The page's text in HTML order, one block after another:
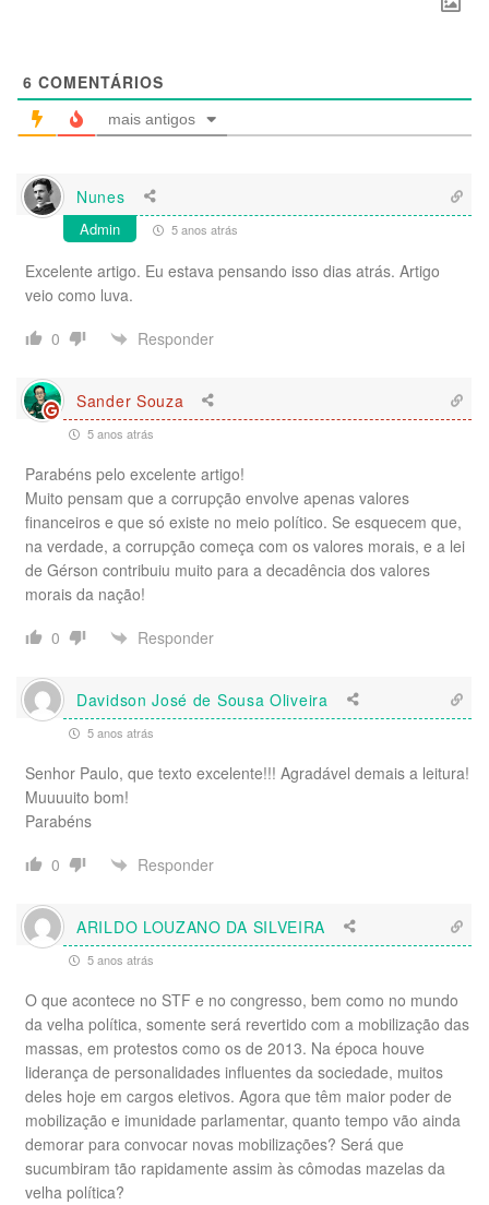
6 COMENTÁRIOS
mais antigos
Nunes
Admin 5 anos atrás
Excelente artigo. Eu estava pensando isso dias atrás. Artigo
veio como luva.
0
Responder
Sander Souza
5 anos atrás
Parabéns pelo excelente artigo!
Muito pensam que a corrupção envolve apenas valores
financeiros e que só existe no meio político. Se esquecem que,
na verdade, a corrupção começa com os valores morais, e a lei
de Gérson contribuiu muito para a decadência dos valores
morais da nação!
0
Responder
Davidson José de Sousa Oliveira
5 anos atrás
Senhor Paulo, que texto excelente!!! Agradável demais a leitura!
Muuuuito bom!
Parabéns
0
Responder
ARILDO LOUZANO DA SILVEIRA
5 anos atrás
O que acontece no STF e no congresso, bem como no mundo
da velha política, somente será revertido com a mobilização das
massas, em protestos como os de 2013. Na época houve
liderança de personalidades influentes da sociedade, muitos
deles hoje em cargos eletivos. Agora que têm maior poder de
mobilização e imunidade parlamentar, quanto tempo vão ainda
demorar para convocar novas mobilizações? Será que
sucumbiram tão rapidamente assim às cômodas mazelas da
velha política?